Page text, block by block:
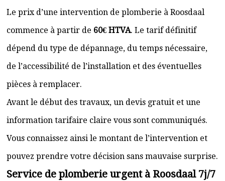
Le prix d’une intervention de plomberie à Roosdaal
commence à partir de 60€ HTVA. Le tarif définitif
dépend du type de dépannage, du temps nécessaire,
de l’accessibilité de l’installation et des éventuelles
pièces à remplacer.
Avant le début des travaux, un devis gratuit et une
information tarifaire claire vous sont communiqués.
Vous connaissez ainsi le montant de l’intervention et
pouvez prendre votre décision sans mauvaise surprise.
Service de plomberie urgent à Roosdaal 7j/7